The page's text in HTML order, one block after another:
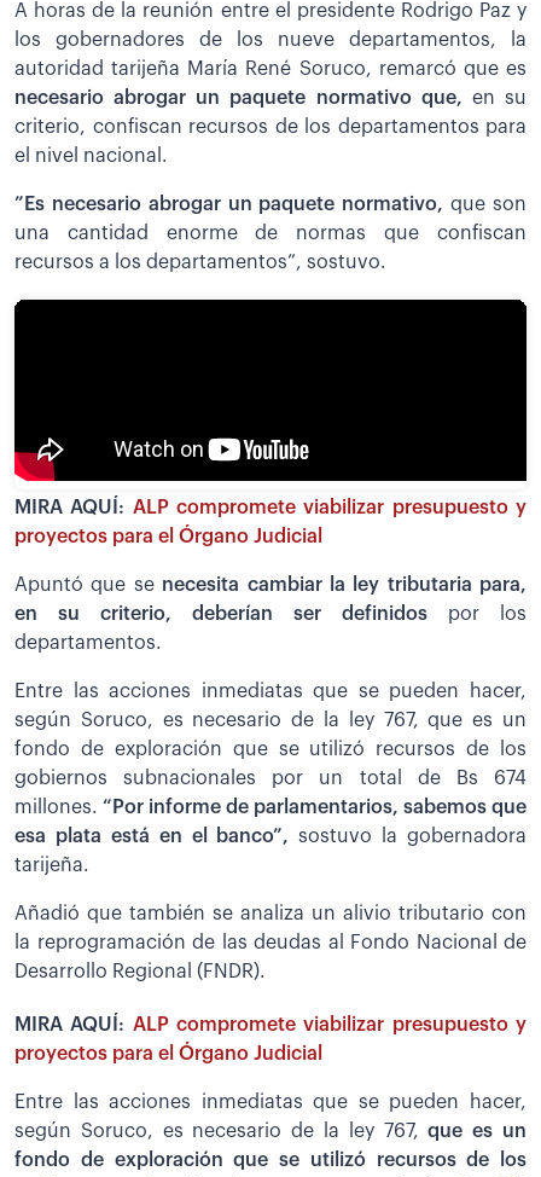
A horas de la reunión entre el presidente Rodrigo Paz y
los gobernadores de los nueve departamentos, la
autoridad tarijeña María René Soruco, remarcó que es
necesario abrogar un paquete normativo que, en su
criterio, confiscan recursos de los departamentos para
el nivel nacional.
”Es necesario abrogar un paquete normativo,que son
una cantidad enorme de normas que confiscan
recursos a los departamentos”, sostuvo.
MIRA AQUÍ: ALP compromete viabilizar presupuesto y
proyectos para el Órgano Judicial
Apuntó que se necesita cambiar la ley tributaria para,
en su criterio, deberían ser definidos por los
departamentos.
Entre las acciones inmediatas que se pueden hacer,
según Soruco, es necesario de la ley 767, que es un
fondo de exploración que se utilizó recursos de los
gobiernos subnacionales por un total de Bs 674
millones. “Por informe de parlamentarios, sabemos que
esa plata está en el banco”,sostuvo la gobernadora
tarijeña.
Añadió que también se analiza un alivio tributario con
la reprogramación de las deudas al Fondo Nacional de
Desarrollo Regional (FNDR).
MIRA AQUÍ: ALP compromete viabilizar presupuesto y
proyectos para el Órgano Judicial
Entre las acciones inmediatas que se pueden hacer,
según Soruco, es necesario de la ley 767, que es un
fondo de exploración que se utilizó recursos de los